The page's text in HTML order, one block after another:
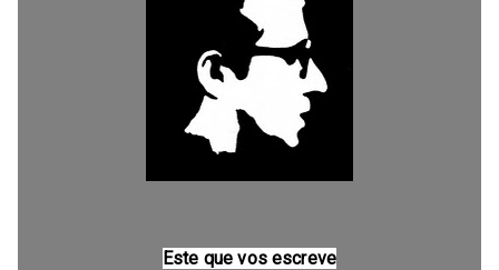
Este que vos escreve